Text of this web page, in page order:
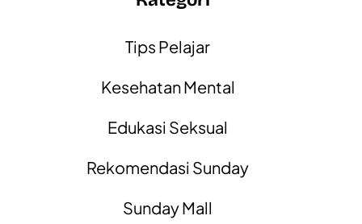
Tips Pelajar
Kesehatan Mental
Edukasi Seksual
Rekomendasi Sunday
Sunday Mall